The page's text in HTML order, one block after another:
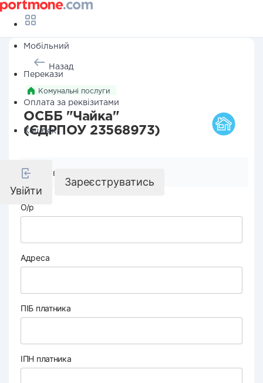
Мобільний
Перекази
Оплата за реквізитами
Кешбек
Увійти
Зареєструватись
Назад
Комунальні послуги
ОСББ "Чайка"
(ЄДРПОУ 23568973)
Реквізити компанії
О/р
Адреса
ПІБ платника
ІПН платника